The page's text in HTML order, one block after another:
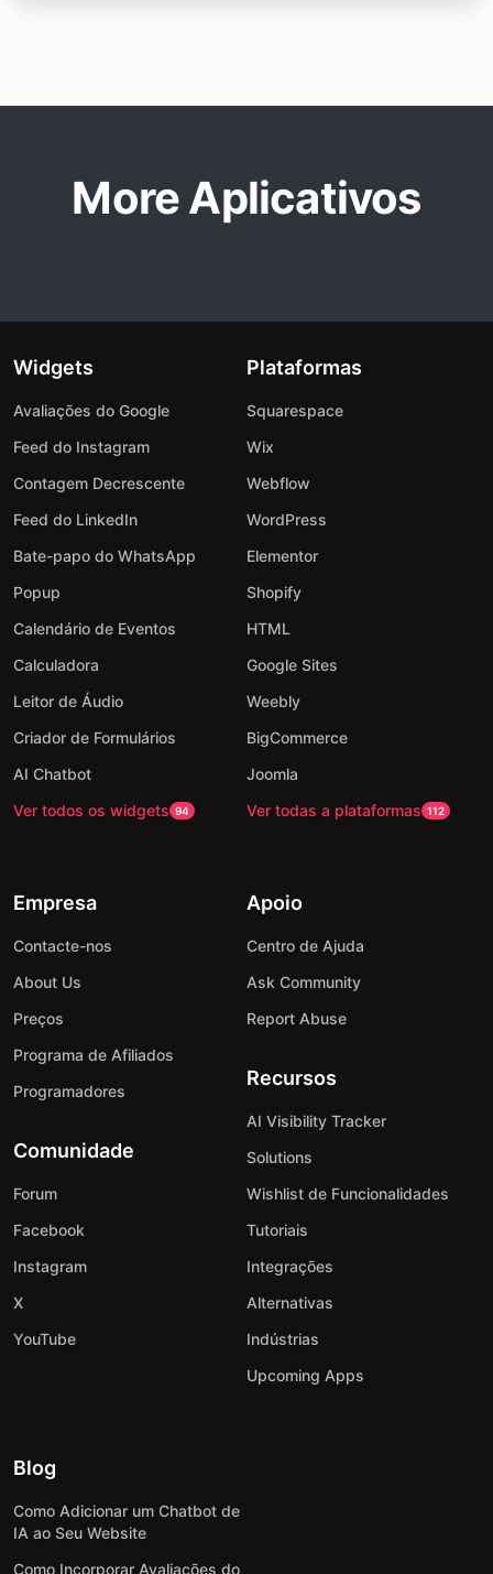
More Aplicativos
Widgets
Avaliações do Google
Feed do Instagram
Contagem Decrescente
Feed do LinkedIn
Bate-papo do WhatsApp
Popup
Calendário de Eventos
Calculadora
Leitor de Áudio
Criador de Formulários
AI Chatbot
Ver todos os widgets 94
Plataformas
Squarespace
Wix
Webflow
WordPress
Elementor
Shopify
HTML
Google Sites
Weebly
BigCommerce
Joomla
Ver todas a plataformas 112
Empresa
Contacte-nos
About Us
Preços
Programa de Afiliados
Programadores
Comunidade
Forum
Facebook
Instagram
X
YouTube
Apoio
Centro de Ajuda
Ask Community
Report Abuse
Recursos
AI Visibility Tracker
Solutions
Wishlist de Funcionalidades
Tutoriais
Integrações
Alternativas
Indústrias
Upcoming Apps
Blog
Como Adicionar um Chatbot de
IA ao Seu Website
Como Incorporar Avaliações do